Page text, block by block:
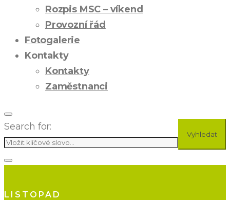
Rozpis MSC – víkend
Provozní řád
Fotogalerie
Kontakty
Kontakty
Zaměstnanci
Search for:
Vyhledat
LISTOPAD